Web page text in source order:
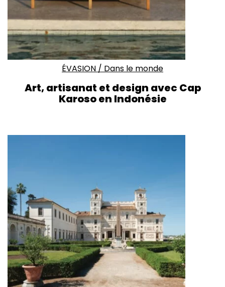
ÉVASION / Dans le monde
Art, artisanat et design avec Cap
Karoso en Indonésie